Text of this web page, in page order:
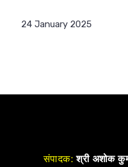
24 January 2025
संपादक: श्री अशोक